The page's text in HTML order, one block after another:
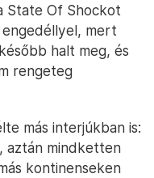
State Of Shockot
mert
halt meg, és
rengeteg
más interjúkban is:
aztán mindketten
kontinenseken